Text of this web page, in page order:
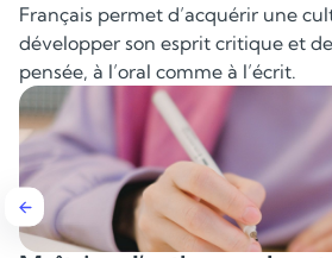
Français permet d’acquérir une
développer son esprit critique et
pensée, à l’oral comme à l’écrit.